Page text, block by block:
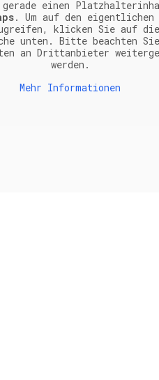
gerade einen
. Um auf den
klicken Sie auf die
unten. Bitte beachten
an Drittanbieter
werden.
Mehr Informationen